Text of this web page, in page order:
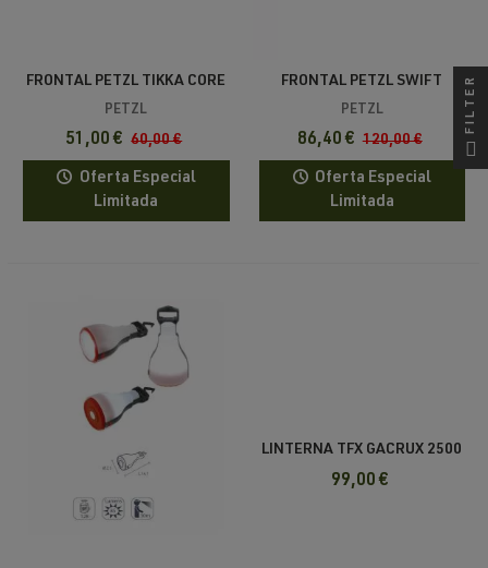
FRONTAL PETZL TIKKA CORE
450
PETZL
51,00 € 60,00 €
Oferta Especial
Limitada
FRONTAL PETZL SWIFT
REACTIVE LIGHTING 1100 LM
PETZL
86,40 € 120,00 €
Oferta Especial
Limitada
LINTERNA TFX GACRUX 2500
LUMENS
99,00 €
FILTER